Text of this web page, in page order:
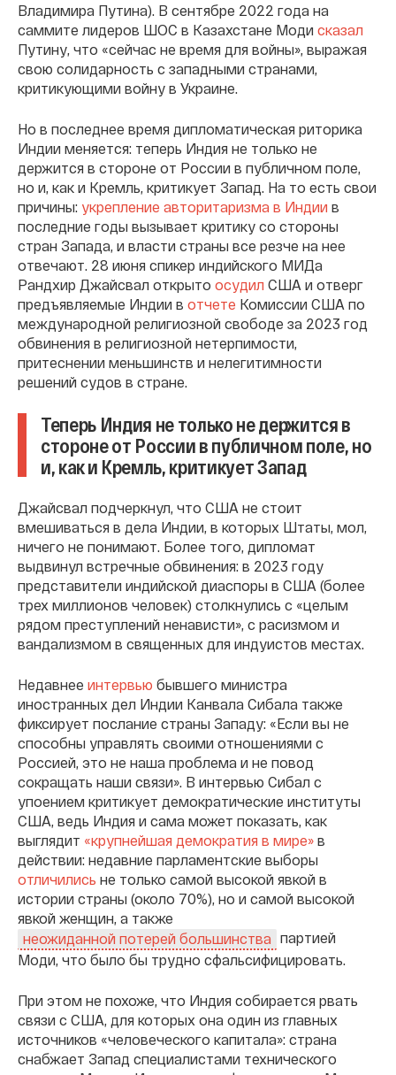
Владимира Путина). В сентябре 2022 года на
саммите лидеров ШОС в Казахстане Моди сказал
Путину, что «сейчас не время для войны», выражая
свою солидарность с западными странами,
критикующими войну в Украине.
Но в последнее время дипломатическая риторика
Индии меняется: теперь Индия не только не
держится в стороне от России в публичном поле,
но и, как и Кремль, критикует Запад. На то есть свои
причины: укрепление авторитаризма в Индии в
последние годы вызывает критику со стороны
стран Запада, и власти страны все резче на нее
отвечают. 28 июня спикер индийского МИДа
Рандхир Джайсвал открыто осудил США и отверг
предъявляемые Индии в отчете Комиссии США по
международной религиозной свободе за 2023 год
обвинения в религиозной нетерпимости,
притеснении меньшинств и нелегитимности
решений судов в стране.
Теперь Индия не только не держится в
стороне от России в публичном поле, но
и, как и Кремль, критикует Запад
Джайсвал подчеркнул, что США не стоит
вмешиваться в дела Индии, в которых Штаты, мол,
ничего не понимают. Более того, дипломат
выдвинул встречные обвинения: в 2023 году
представители индийской диаспоры в США (более
трех миллионов человек) столкнулись с «целым
рядом преступлений ненависти», с расизмом и
вандализмом в священных для индуистов местах.
Недавнее интервью бывшего министра
иностранных дел Индии Канвала Сибала также
фиксирует послание страны Западу: «Если вы не
способны управлять своими отношениями с
Россией, это не наша проблема и не повод
сокращать наши связи». В интервью Сибал с
упоением критикует демократические институты
США, ведь Индия и сама может показать, как
выглядит «крупнейшая демократия в мире» в
действии: недавние парламентские выборы
отличились не только самой высокой явкой в
истории страны (около 70%), но и самой высокой
явкой женщин, а также
неожиданной потерей большинства партией
Моди, что было бы трудно сфальсифицировать.
При этом не похоже, что Индия собирается рвать
связи с США, для которых она один из главных
источников «человеческого капитала»: страна
снабжает Запад специалистами технического